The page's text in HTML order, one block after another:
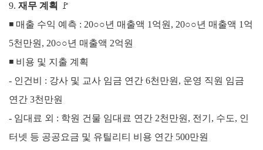
9. 재무 계획
🚩
◾ 매출 수익 예측 : 20○○년 매출액 1억원, 20○○년 매출액 1억
5천만원, 20○○년 매출액 2억원
◾ 비용 및 지출 계획
- 인건비 : 강사 및 교사 임금 연간 6천만원, 운영 직원 임금
연간 3천만원
- 임대료 외 : 학원 건물 임대료 연간 2천만원, 전기, 수도, 인
터넷 등 공공요금 및 유틸리티 비용 연간 500만원